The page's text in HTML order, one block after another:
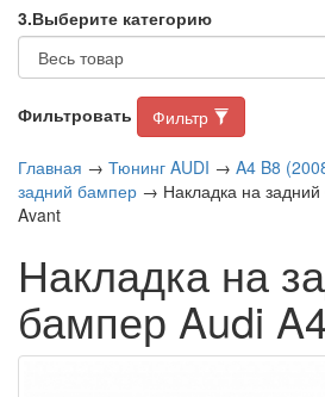
3.Выберите категорию
Фильтровать Фильтр
Главная → Тюнинг AUDI → A4 B8
задний бампер → Накладка на
Avant
Накладка на
бампер Audi